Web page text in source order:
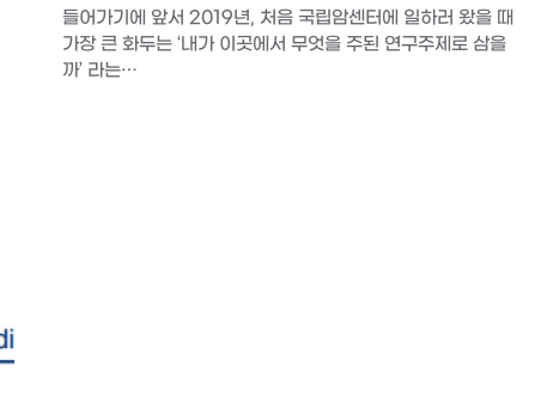
들어가기에 앞서 2019년, 처음 국립암센터에 일하러 왔을 때
가장 큰 화두는 ‘내가 이곳에서 무엇을 주된 연구주제로 삼을
까’ 라는…